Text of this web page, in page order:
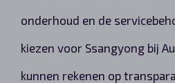
onderhoud en de
kiezen voor Ssangyong bij
kunnen rekenen op